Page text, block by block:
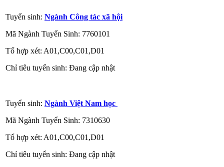
Tuyển sinh: Ngành Công tác xã hội
Mã Ngành Tuyển Sinh: 7760101
Tổ hợp xét: A01,C00,C01,D01
Chỉ tiêu tuyển sinh: Đang cập nhật
Tuyển sinh: Ngành Việt Nam học
Mã Ngành Tuyển Sinh: 7310630
Tổ hợp xét: A01,C00,C01,D01
Chỉ tiêu tuyển sinh: Đang cập nhật